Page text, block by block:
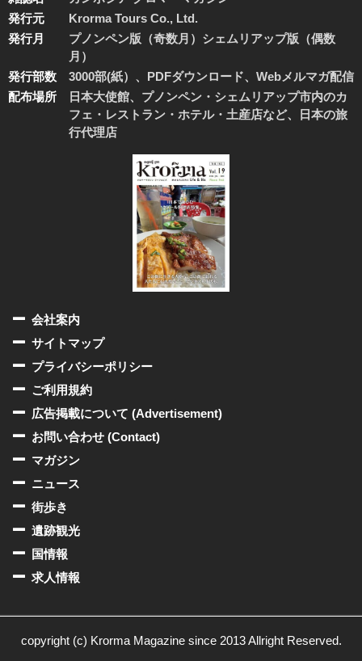
発行元
Krorma Tours Co., Ltd.
発行月
プノンペン版（奇数月）シェムリアップ版（偶数
月）
発行部数
3000部(紙）、PDFダウンロード、Webメルマガ配信
配布場所
日本大使館、プノンペン・シェムリアップ市内のカ
フェ・レストラン・ホテル・土産店など、日本の旅
行代理店
会社案内
サイトマップ
プライバシーポリシー
ご利用規約
広告掲載について (Advertisement)
お問い合わせ (Contact)
マガジン
ニュース
街歩き
遺跡観光
国情報
求人情報
copyright (c) Krorma Magazine since 2013 Allright Reserved.